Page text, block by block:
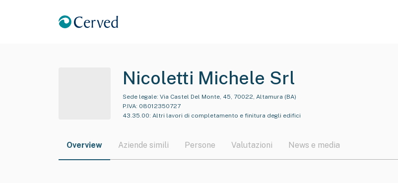
Nicoletti Michele Srl
Sede legale: Via Castel Del Monte, 45, 70022, Altamura (BA)
P.IVA: 08012350727
43.35.00: Altri lavori di completamento e finitura degli edifici
Overview Aziende simili Persone Valutazioni News e media